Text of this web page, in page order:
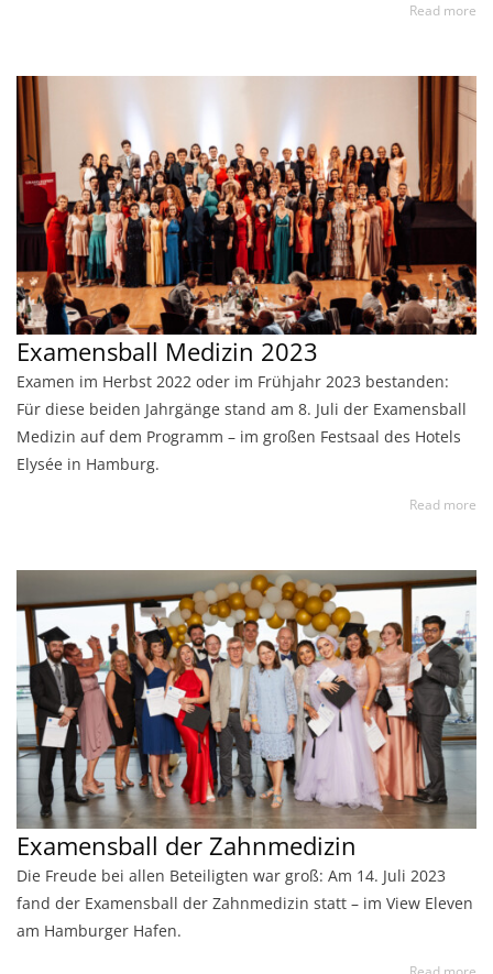
Read more
Examensball Medizin 2023
Examen im Herbst 2022 oder im Frühjahr 2023 bestanden:
Für diese beiden Jahrgänge stand am 8. Juli der Examensball
Medizin auf dem Programm – im großen Festsaal des Hotels
Elysée in Hamburg.
Read more
Examensball der Zahnmedizin
Die Freude bei allen Beteiligten war groß: Am 14. Juli 2023
fand der Examensball der Zahnmedizin statt – im View Eleven
am Hamburger Hafen.